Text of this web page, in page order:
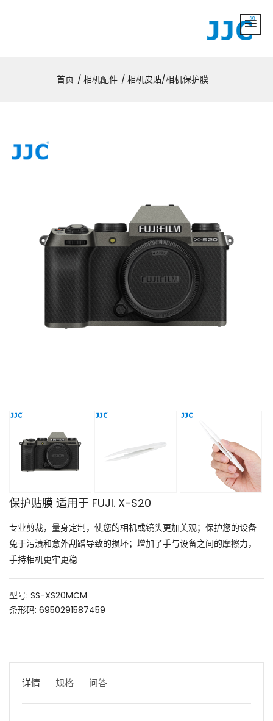
首页 相机配件 相机皮贴/相机保护膜
保护贴膜 适用于 FUJI. X-S20
专业剪裁，量身定制，使您的相机或镜头更加美观；保护您的设备
免于污渍和意外刮蹭导致的损坏；增加了手与设备之间的摩擦力，
手持相机更牢更稳
型号: SS-XS20MCM
条形码: 6950291587459
详情 规格 问答